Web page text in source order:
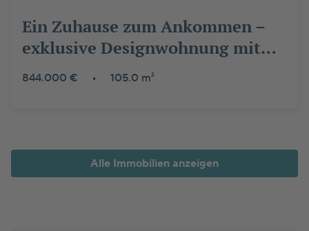
Ein Zuhause zum Ankommen –
exklusive Designwohnung mit
Wohlfühlcharakter am Burgberg
844.000 € • 105.0 m²
Alle Immobilien anzeigen